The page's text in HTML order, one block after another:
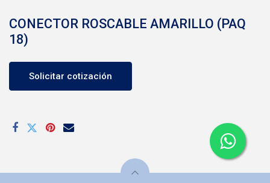
CONECTOR ROSCABLE AMARILLO (PAQ
18)
Solicitar cotización